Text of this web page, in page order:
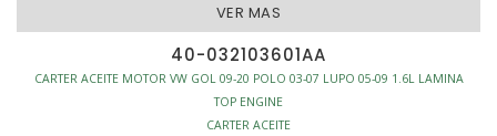
VER MAS
40-032103601AA
CARTER ACEITE MOTOR VW GOL 09-20 POLO 03-07 LUPO 05-09 1.6L LAMINA
TOP ENGINE
CARTER ACEITE